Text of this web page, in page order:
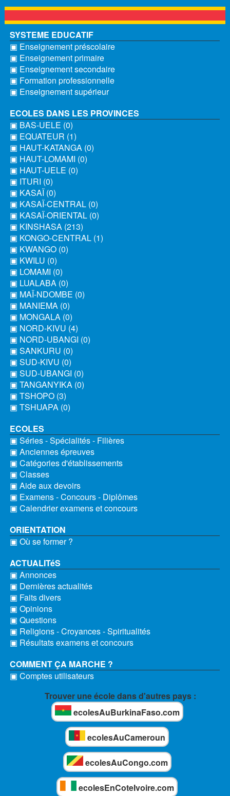
SYSTEME EDUCATIF
▣ Enseignement préscolaire
▣ Enseignement primaire
▣ Enseignement secondaire
▣ Formation professionnelle
▣ Enseignement supérieur
ECOLES DANS LES PROVINCES
▣ BAS-UELE (0)
▣ EQUATEUR (1)
▣ HAUT-KATANGA (0)
▣ HAUT-LOMAMI (0)
▣ HAUT-UELE (0)
▣ ITURI (0)
▣ KASAÏ (0)
▣ KASAÏ-CENTRAL (0)
▣ KASAÏ-ORIENTAL (0)
▣ KINSHASA (213)
▣ KONGO-CENTRAL (1)
▣ KWANGO (0)
▣ KWILU (0)
▣ LOMAMI (0)
▣ LUALABA (0)
▣ MAÏ-NDOMBE (0)
▣ MANIEMA (0)
▣ MONGALA (0)
▣ NORD-KIVU (4)
▣ NORD-UBANGI (0)
▣ SANKURU (0)
▣ SUD-KIVU (0)
▣ SUD-UBANGI (0)
▣ TANGANYIKA (0)
▣ TSHOPO (3)
▣ TSHUAPA (0)
ECOLES
▣ Séries - Spécialités - Filières
▣ Anciennes épreuves
▣ Catégories d'établissements
▣ Classes
▣ Aide aux devoirs
▣ Examens - Concours - Diplômes
▣ Calendrier examens et concours
ORIENTATION
▣ Où se former ?
ACTUALITéS
▣ Annonces
▣ Dernières actualités
▣ Faits divers
▣ Opinions
▣ Questions
▣ Religions - Croyances - Spiritualités
▣ Résultats examens et concours
COMMENT ÇA MARCHE ?
▣ Comptes utilisateurs
Trouver une école dans d'autres pays :
ecolesAuBurkinaFaso.com
ecolesAuCameroun
ecolesAuCongo.com
ecolesEnCoteIvoire.com